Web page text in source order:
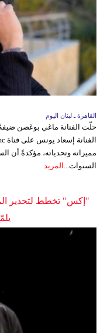
القاهرة ـ لبنان اليوم
حلّت الفنانة ماغي بوغصن
مميزاته وتحدياته، مؤكدةً أن
السنوات... المزيد
"إكس" تخطط لتحذير